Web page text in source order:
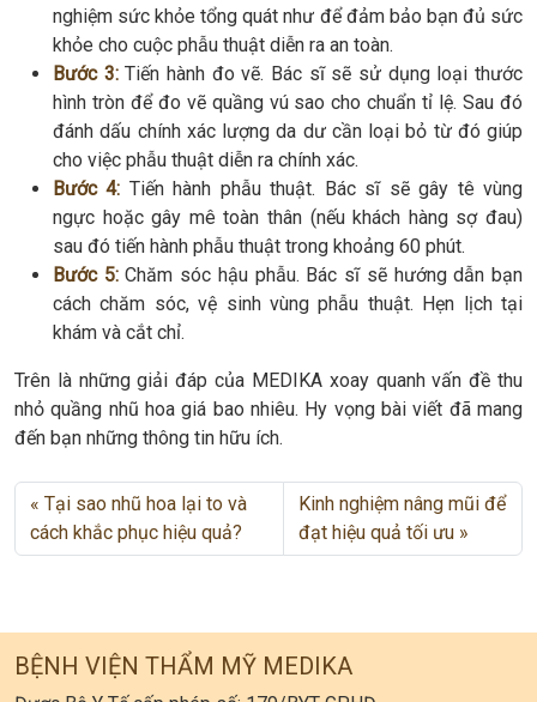
nghiệm sức khỏe tổng quát như để đảm bảo bạn đủ sức
khỏe cho cuộc phẫu thuật diễn ra an toàn.
Bước 3:Tiến hành đo vẽ. Bác sĩ sẽ sử dụng loại thước
hình tròn để đo vẽ quầng vú sao cho chuẩn tỉ lệ. Sau đó
đánh dấu chính xác lượng da dư cần loại bỏ từ đó giúp
cho việc phẫu thuật diễn ra chính xác.
Bước 4: Tiến hành phẫu thuật. Bác sĩ sẽ gây tê vùng
ngực hoặc gây mê toàn thân (nếu khách hàng sợ đau)
sau đó tiến hành phẫu thuật trong khoảng 60 phút.
Bước 5:Chăm sóc hậu phẫu. Bác sĩ sẽ hướng dẫn bạn
cách chăm sóc, vệ sinh vùng phẫu thuật. Hẹn lịch tại
khám và cắt chỉ.
Trên là những giải đáp của MEDIKA xoay quanh vấn đề thu
nhỏ quầng nhũ hoa giá bao nhiêu. Hy vọng bài viết đã mang
đến bạn những thông tin hữu ích.
Tại sao nhũ hoa lại to và
cách khắc phục hiệu quả?
Kinh nghiệm nâng mũi để
đạt hiệu quả tối ưu
BỆNH VIỆN THẨM MỸ MEDIKA